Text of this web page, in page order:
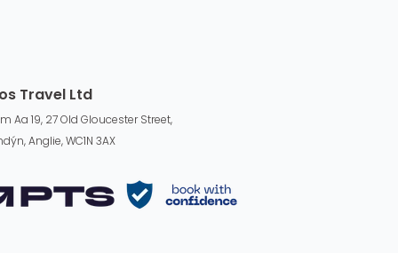
Travel Ltd
Aa 19, 27 Old Gloucester Street,
Anglie, WC1N 3AX